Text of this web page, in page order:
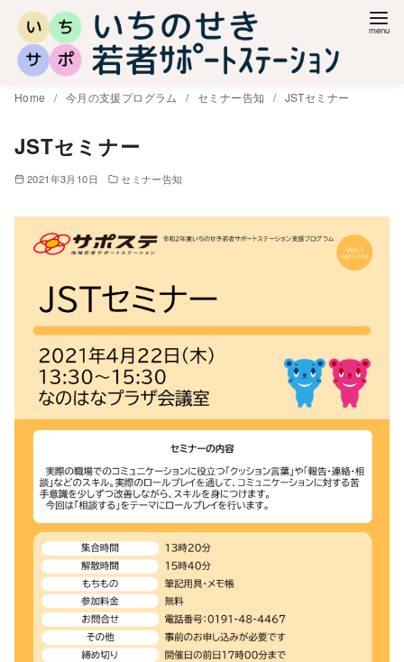
Home 今月の支援プログラム セミナー告知 JSTセミナー
JSTセミナー
2021年3月10日 セミナー告知